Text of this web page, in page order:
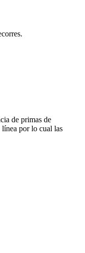
de primas de
línea por lo cual las